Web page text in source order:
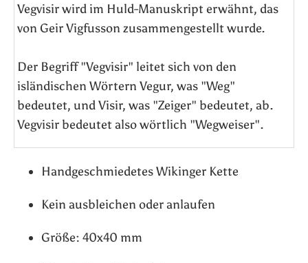
Vegvisir wird im Huld-Manuskript erwähnt, das
von Geir Vigfusson zusammengestellt wurde.
Der Begriff "Vegvisir" leitet sich von den
isländischen Wörtern Vegur, was "Weg"
bedeutet, und Visir, was "Zeiger" bedeutet, ab.
Vegvisir bedeutet also wörtlich "Wegweiser".
Handgeschmiedetes Wikinger Kette
Kein ausbleichen oder anlaufen
Größe: 40x40 mm